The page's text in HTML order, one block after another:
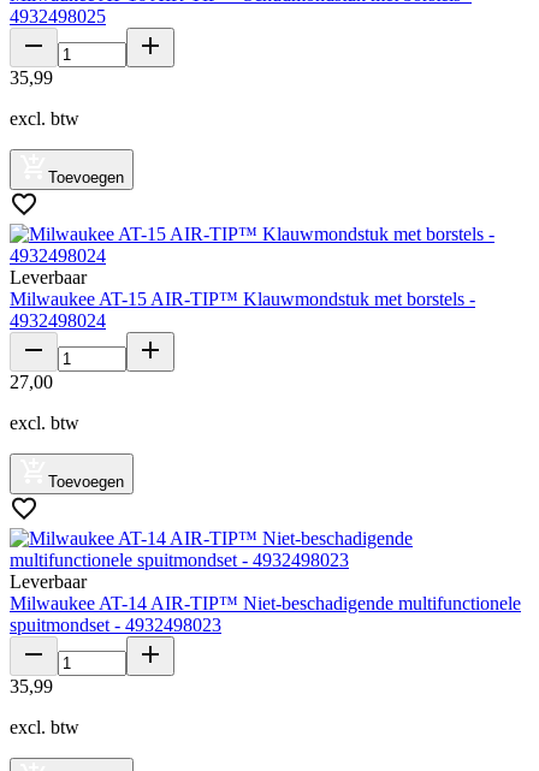
4932498025
35,99
excl. btw
Toevoegen
Leverbaar
Milwaukee AT-15 AIR-TIP™ Klauwmondstuk met borstels -
4932498024
27,00
excl. btw
Toevoegen
Leverbaar
Milwaukee AT-14 AIR-TIP™ Niet-beschadigende multifunctionele
spuitmondset - 4932498023
35,99
excl. btw